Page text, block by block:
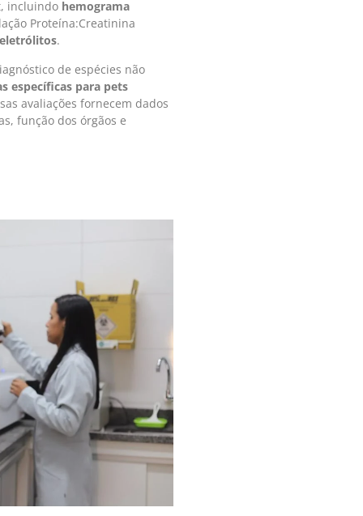
incluindo hemograma
Proteína:Creatinina
.
de espécies não
específicas para pets
avaliações fornecem dados
função dos órgãos e